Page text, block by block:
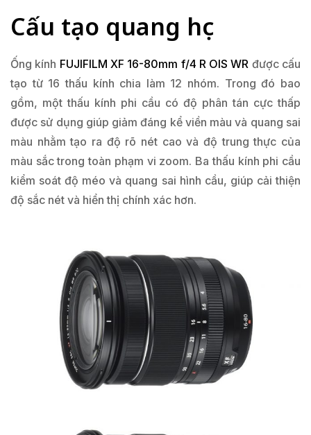
Cấu tạo quang học
Ống kính FUJIFILM XF 16-80mm f/4 R OIS WR được cấu
tạo từ 16 thấu kính chia làm 12 nhóm. Trong đó bao
gồm, một thấu kính phi cầu có độ phân tán cực thấp
được sử dụng giúp giảm đáng kể viền màu và quang sai
màu nhằm tạo ra độ rõ nét cao và độ trung thực của
màu sắc trong toàn phạm vi zoom. Ba thấu kính phi cầu
kiểm soát độ méo và quang sai hình cầu, giúp cải thiện
độ sắc nét và hiển thị chính xác hơn.